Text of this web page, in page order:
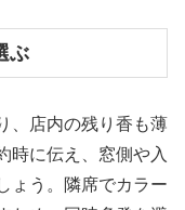
ぶ
、店内の残り香も薄
時に伝え、窓側や入
ょう。隣席でカラー